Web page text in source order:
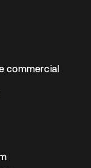
commercial